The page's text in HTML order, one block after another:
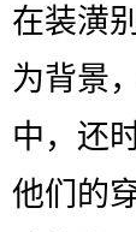
在装潢
为背景
中，还
他们的